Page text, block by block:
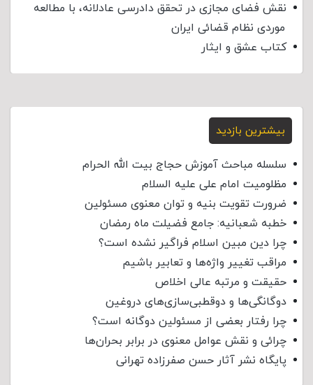
نقش فضای مجازی در تحقق دادرسی عادلانه، با مطالعه
موردی نظام قضائی ایران
کتاب عشق و ایثار
بیشترین بازدید
سلسله مباحث آموزش حجاج بیت الله الحرام
مظلومیت امام علی علیه السلام
ضرورت تقویت بنیه و توان معنوی مسئولین
خطبه شعبانیه: جامع فضیلت ماه رمضان
چرا دین مبین اسلام فراگیر نشده است؟
مراقب تغییر واژه‌ها و تعابیر باشیم
حقیقت و مرتبه عالی اخلاص
دوگانگی‌ها و دوقطبی‌سازی‌های دروغین
چرا رفتار بعضی از مسئولین دوگانه است؟
چرائی و نقش عوامل معنوی در برابر بحران‌ها
پایگاه نشر آثار حسن صفرزاده تهرانی